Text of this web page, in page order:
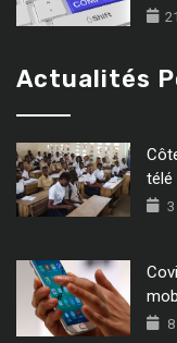
Actualités
télé